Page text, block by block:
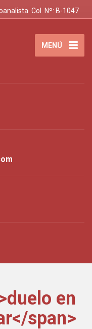
Col. Nº: B-1047
MENÚ
en
span>